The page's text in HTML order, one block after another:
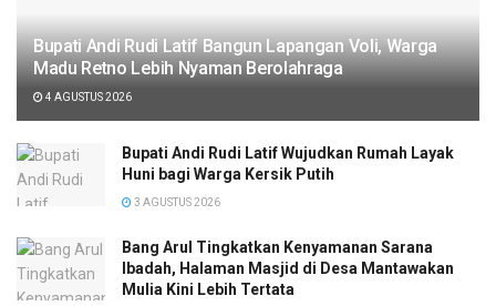
Bupati Andi Rudi Latif Bangun Lapangan Voli, Warga
Madu Retno Lebih Nyaman Berolahraga
4 AGUSTUS 2026
Bupati Andi Rudi Latif Wujudkan Rumah Layak
Huni bagi Warga Kersik Putih
3 AGUSTUS 2026
Bang Arul Tingkatkan Kenyamanan Sarana
Ibadah, Halaman Masjid di Desa Mantawakan
Mulia Kini Lebih Tertata